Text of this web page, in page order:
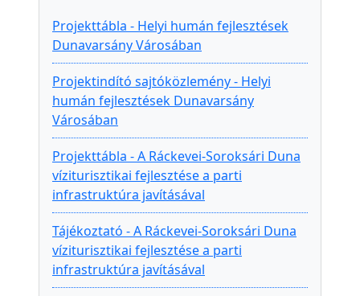
Projekttábla - Helyi humán fejlesztések
Dunavarsány Városában
Projektindító sajtóközlemény - Helyi
humán fejlesztések Dunavarsány
Városában
Projekttábla - A Ráckevei-Soroksári Duna
víziturisztikai fejlesztése a parti
infrastruktúra javításával
Tájékoztató - A Ráckevei-Soroksári Duna
víziturisztikai fejlesztése a parti
infrastruktúra javításával